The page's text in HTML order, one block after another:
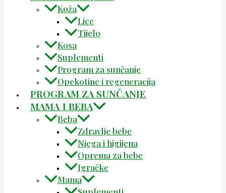
Koža
Lice
Tijelo
Kosa
Suplementi
Program za sunčanje
Opekotine i regeneracija
PROGRAM ZA SUNČANJE
MAMA I BEBA
Beba
Zdravlje bebe
Njega i higijena
Oprema za bebe
Igračke
Mama